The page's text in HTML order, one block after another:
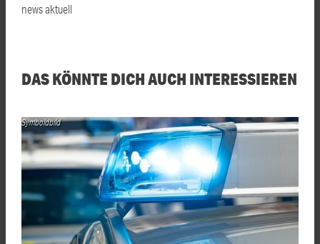
news aktuell
DAS KÖNNTE DICH AUCH INTERESSIEREN
Symboldbild